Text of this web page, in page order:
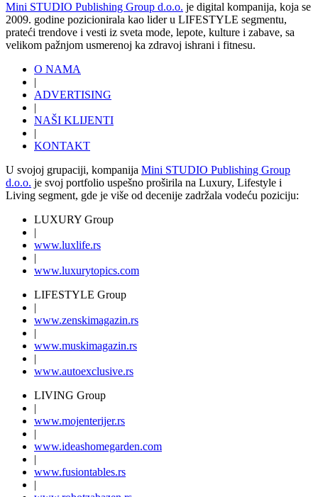
Mini STUDIO Publishing Group d.o.o. je digital kompanija, koja se
2009. godine pozicionirala kao lider u LIFESTYLE segmentu,
prateći trendove i vesti iz sveta mode, lepote, kulture i zabave, sa
velikom pažnjom usmerenoj ka zdravoj ishrani i fitnesu.
O NAMA
|
ADVERTISING
|
NAŠI KLIJENTI
|
KONTAKT
U svojoj grupaciji, kompanija Mini STUDIO Publishing Group
d.o.o. je svoj portfolio uspešno proširila na Luxury, Lifestyle i
Living segment, gde je više od decenije zadržala vodeću poziciju:
LUXURY Group
|
www.luxlife.rs
|
www.luxurytopics.com
LIFESTYLE Group
|
www.zenskimagazin.rs
|
www.muskimagazin.rs
|
www.autoexclusive.rs
LIVING Group
|
www.mojenterijer.rs
|
www.ideashomegarden.com
|
www.fusiontables.rs
|